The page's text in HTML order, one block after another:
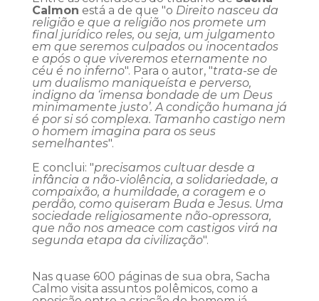
Calmon está a de que "o Direito nasceu da
religião e que a religião nos promete um
final jurídico reles, ou seja, um julgamento
em que seremos culpados ou inocentados
e após o que viveremos eternamente no
céu é no inferno". Para o autor, "trata-se de
um dualismo maniqueísta e perverso,
indigno da ‘imensa bondade de um Deus
minimamente justo’. A condição humana já
é por si só complexa. Tamanho castigo nem
o homem imagina para os seus
semelhantes".
E conclui: "precisamos cultuar desde a
infância a não-violência, a solidariedade, a
compaixão, a humildade, a coragem e o
perdão, como quiseram Buda e Jesus. Uma
sociedade religiosamente não-opressora,
que não nos ameace com castigos virá na
segunda etapa da civilização".
Nas quase 600 páginas de sua obra, Sacha
Calmo visita assuntos polêmicos, como a